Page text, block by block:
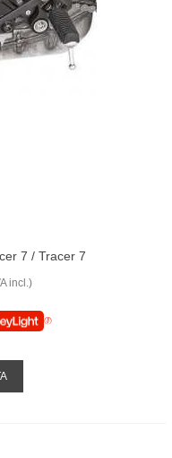
7 / Tracer 7
incl.)